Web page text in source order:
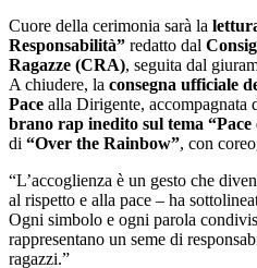
Cuore della cerimonia sarà la
Responsabilità” redatto dal
Ragazze (CRA), seguita dal
A chiudere, la consegna ufficiale
Pace alla Dirigente, accompagnata
brano rap inedito sul tema
di “Over the Rainbow”, con
“L’accoglienza è un gesto che
al rispetto e alla pace – ha
Ogni simbolo e ogni parola
rappresentano un seme di
ragazzi.”